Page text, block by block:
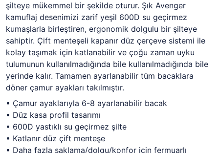
şilteye mükemmel bir şekilde oturur. Şık Avenger
kamuflaj desenimizi zarif yeşil 600D su geçirmez
kumaşlarla birleştiren, ergonomik dolgulu bir şilteye
sahiptir. Çift menteşeli kapanır düz çerçeve sistemi ile
kolay taşımak için katlanabilir ve çoğu zaman uyku
tulumunun kullanılmadığında bile kullanılmadığında bile
yerinde kalır. Tamamen ayarlanabilir tüm bacaklara
döner çamur ayakları takılmıştır.
• Çamur ayaklarıyla 6-8 ayarlanabilir bacak
• Düz kasa profil tasarımı
• 600D yastıklı su geçirmez şilte
• Katlanır düz çift menteşe
• Daha fazla saklama/dolgu/konfor için fermuarlı